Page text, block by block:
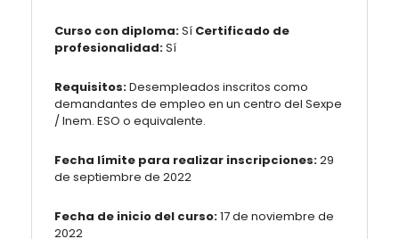
Curso con diploma:Sí Certificado de
profesionalidad:Sí
Requisitos:Desempleados inscritos como
demandantes de empleo en un centro del Sexpe
/ Inem. ESO o equivalente.
Fecha límite para realizar inscripciones:29
de septiembre de 2022
Fecha de inicio del curso:17 de noviembre de
2022